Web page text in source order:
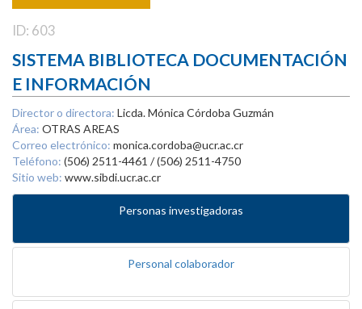
ID: 603
SISTEMA BIBLIOTECA DOCUMENTACIÓN
E INFORMACIÓN
Director o directora: Licda. Mónica Córdoba Guzmán
Área: OTRAS AREAS
Correo electrónico: monica.cordoba@ucr.ac.cr
Teléfono: (506) 2511-4461 / (506) 2511-4750
Sitio web: www.sibdi.ucr.ac.cr
Personas investigadoras
Personal colaborador